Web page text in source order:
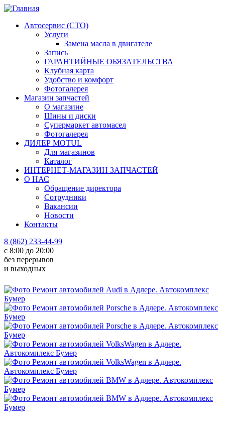
Автосервис (СТО)
Услуги
Замена масла в двигателе
Запись
ГАРАНТИЙНЫЕ ОБЯЗАТЕЛЬСТВА
Клубная карта
Удобство и комфорт
Фотогалерея
Магазин запчастей
О магазине
Шины и диски
Супермаркет автомасел
Фотогалерея
ДИЛЕР MOTUL
Для магазинов
Каталог
ИНТЕРНЕТ-МАГАЗИН ЗАПЧАСТЕЙ
О НАС
Обращение директора
Сотрудники
Вакансии
Новости
Контакты
8 (862) 233-44-99
с 8:00 до 20:00
без перерывов
и выходных